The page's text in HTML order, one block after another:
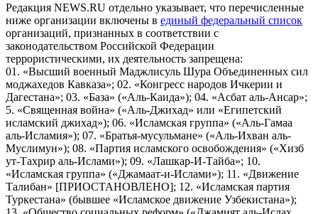
Редакция NEWS.RU отдельно указывает, что перечисленные
ниже организации включены в единый федеральный список
организаций, признанных в соответствии с
законодательством Российской Федерации
террористическими, их деятельность запрещена:
01. «Высший военный Маджлисуль Шура Объединенных сил
моджахедов Кавказа»; 02. «Конгресс народов Ичкерии и
Дагестана»; 03. «База» («Аль-Каида»); 04. «Асбат аль-Ансар»;
5. «Священная война» («Аль-Джихад» или «Египетский
исламский джихад»); 06. «Исламская группа» («Аль-Гамаа
аль-Исламия»); 07. «Братья-мусульмане» («Аль-Ихван аль-
Муслимун»); 08. «Партия исламского освобождения» («Хизб
ут-Тахрир аль-Ислами»); 09. «Лашкар-И-Тайба»; 10.
«Исламская группа» («Джамаат-и-Ислами»); 11. «Движение
Талибан» [ПРИОСТАНОВЛЕНО]; 12. «Исламская партия
Туркестана» (бывшее «Исламское движение Узбекистана»);